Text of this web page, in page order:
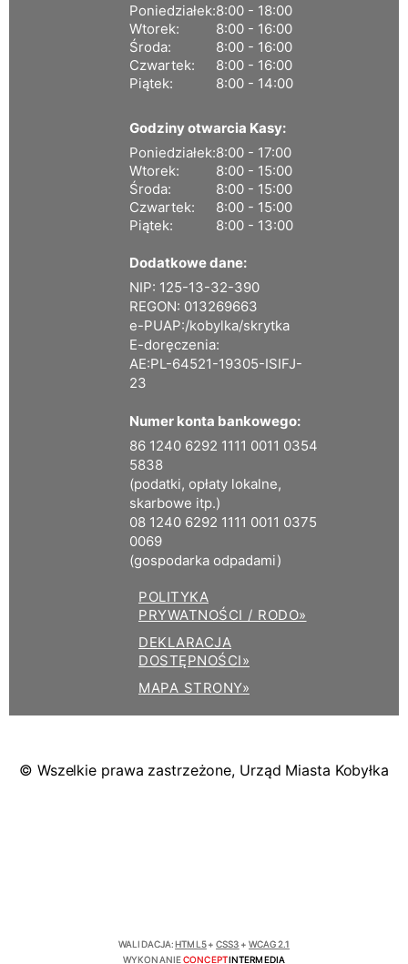
Poniedziałek:8:00 - 18:00
Wtorek:
8:00 - 16:00
Środa:
8:00 - 16:00
Czwartek:
8:00 - 16:00
Piątek:
8:00 - 14:00
Godziny otwarcia Kasy:
Poniedziałek:8:00 - 17:00
Wtorek:
8:00 - 15:00
Środa:
8:00 - 15:00
Czwartek:
8:00 - 15:00
Piątek:
8:00 - 13:00
Dodatkowe dane:
NIP: 125-13-32-390
REGON: 013269663
e-PUAP:/kobylka/skrytka
E-doręczenia:
AE:PL-64521-19305-ISIFJ-
23
Numer konta bankowego:
86 1240 6292 1111 0011 0354
5838
(podatki, opłaty lokalne,
skarbowe itp.)
08 1240 6292 1111 0011 0375
0069
(gospodarka odpadami)
POLITYKA
PRYWATNOŚCI / RODO»
DEKLARACJA
DOSTĘPNOŚCI»
MAPA STRONY»
© Wszelkie prawa zastrzeżone, Urząd Miasta Kobyłka
WALIDACJA:HTML5+CSS3 + WCAG 2.1
WYKONANIECONCEPTINTERMEDIA